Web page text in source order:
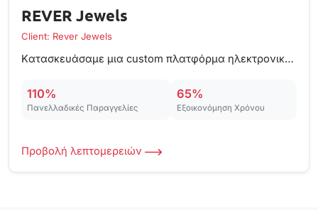
REVER Jewels
Client: Rever Jewels
Kατασκευάσαμε μια custom πλατφόρμα ηλεκτρονικού εμπορίου για δύο αδερφές από τη Χίο.
110%
Πανελλαδικές Παραγγελίες
65%
Εξοικονόμηση Χρόνου
Προβολή λεπτομερειών